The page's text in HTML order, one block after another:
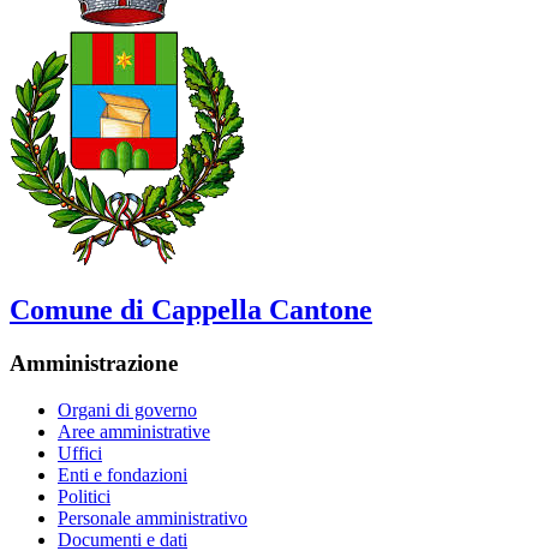
Comune di Cappella Cantone
Amministrazione
Organi di governo
Aree amministrative
Uffici
Enti e fondazioni
Politici
Personale amministrativo
Documenti e dati